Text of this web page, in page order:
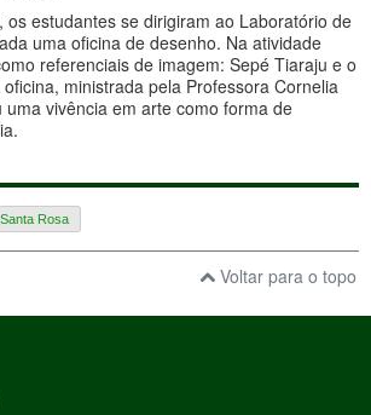
os estudantes se dirigiram ao Laboratório de
uma oficina de desenho. Na atividade
referenciais de imagem: Sepé Tiaraju e o
ministrada pela Professora Cornelia
uma vivência em arte como forma de
Rosa
Voltar para o topo